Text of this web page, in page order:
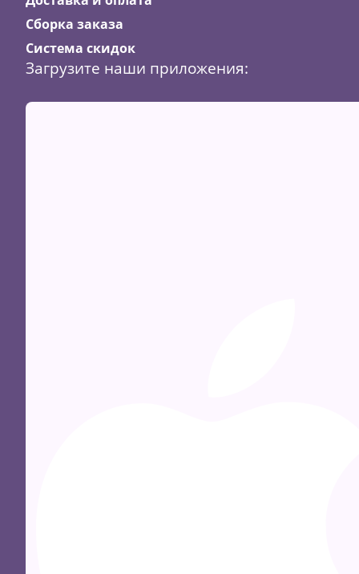
Сборка заказа
Система скидок
Загрузите наши приложения: